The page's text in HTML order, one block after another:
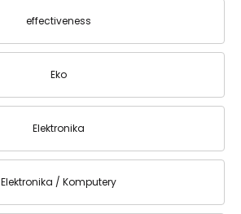
effectiveness
Eko
Elektronika
Elektronika / Komputery